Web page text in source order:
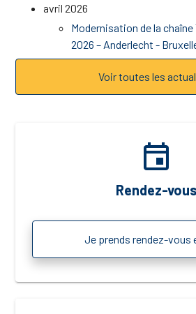
avril 2026
Modernisation de la chaîne
2026 – Anderlecht -
Voir toutes les
event
Rendez-vous
Je prends rendez-vous